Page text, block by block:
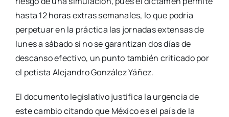
hasta 12 horas extras semanales, lo que podría
perpetuar en la práctica las jornadas extensas de
lunes a sábado si no se garantizan dos días de
descanso efectivo, un punto también criticado por
el petista Alejandro González Yáñez.
El documento legislativo justifica la urgencia de
este cambio citando que México es el país de la